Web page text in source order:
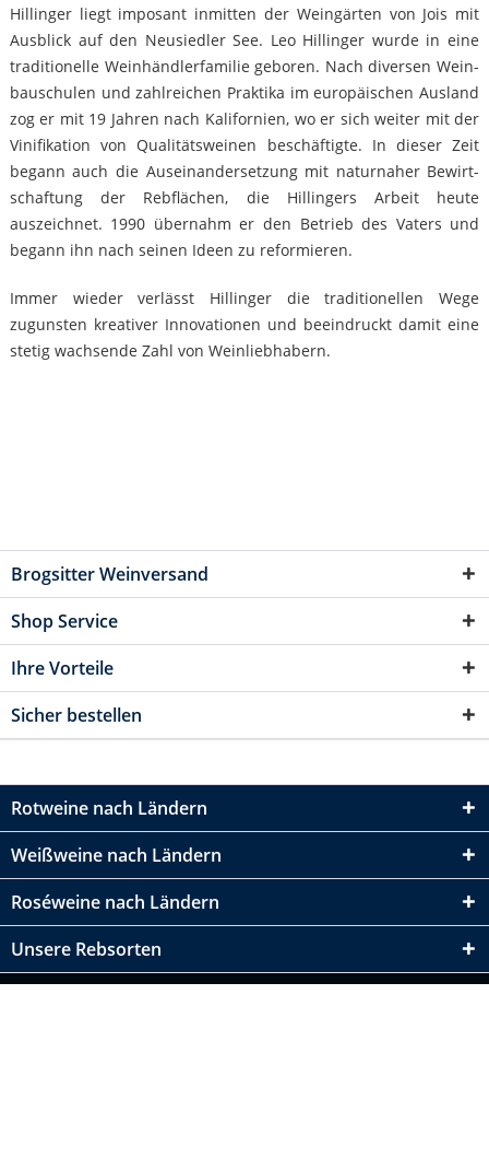
Hillinger liegt imposant inmitten der Weingärten von Jois mit
Ausblick auf den Neusiedler See. Leo Hillinger wurde in eine
traditionelle Weinhändlerfamilie geboren. Nach diversen Wein­
bauschulen und zahlreichen Praktika im europäischen Ausland
zog er mit 19 Jahren nach Kalifornien, wo er sich weiter mit der
Vinifikation von Qualitätsweinen beschäftigte. In dieser Zeit
begann auch die Auseinander­setzung mit naturnaher Bewirt­
schaftung der Rebflächen, die Hillingers Arbeit heute
auszeichnet. 1990 übernahm er den Betrieb des Vaters und
begann ihn nach seinen Ideen zu reformieren.
Immer wieder verlässt Hillinger die traditionellen Wege
zugunsten kreativer Innovationen und beeindruckt damit eine
stetig wachsende Zahl von Weinliebhabern.
Brogsitter Weinversand
Shop Service
Ihre Vorteile
Sicher bestellen
Rotweine nach Ländern
Weißweine nach Ländern
Roséweine nach Ländern
Unsere Rebsorten